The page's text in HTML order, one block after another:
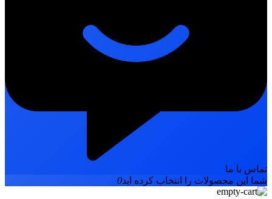
تماس با ما
شما این محصولات را انتخاب کرده اید0